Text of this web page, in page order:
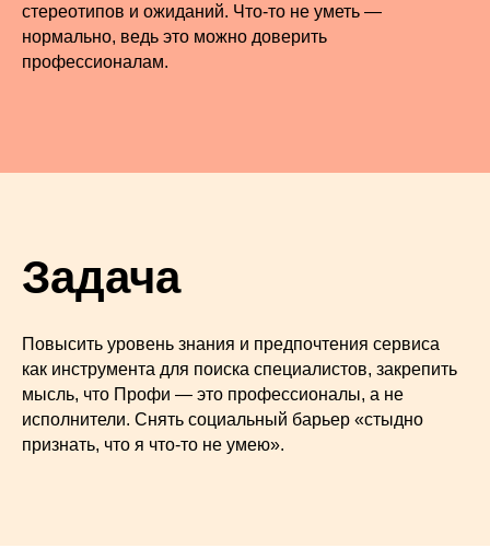
стереотипов и ожиданий. Что-то не уметь —
нормально, ведь это можно доверить
профессионалам.
Задача
Повысить уровень знания и предпочтения сервиса
как инструмента для поиска специалистов, закрепить
мысль, что Профи — это профессионалы, а не
исполнители. Снять социальный барьер «стыдно
признать, что я что-то не умею».